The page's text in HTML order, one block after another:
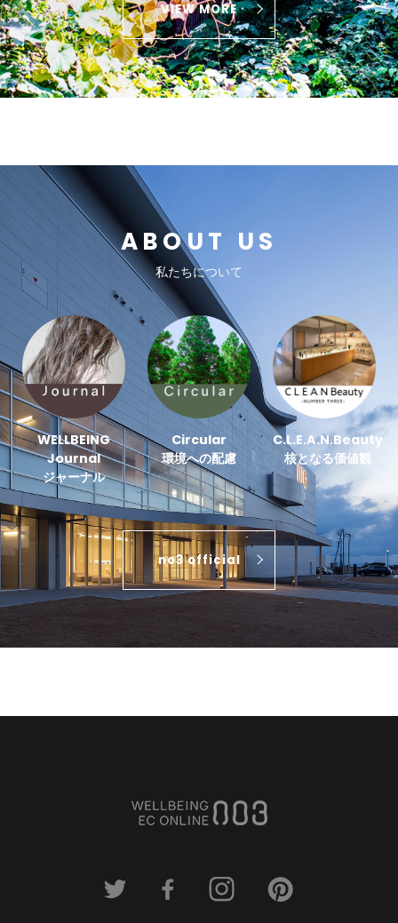
VIEW MORE
ABOUT US
私たちについて
WELLBEING
Journal
ジャーナル
Circular
環境への配慮
C.L.E.A.N.Beauty
核となる価値観
no3 official